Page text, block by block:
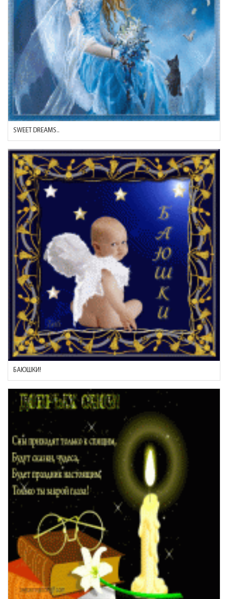
SWEET DREAMS..
БАЮШКИ!